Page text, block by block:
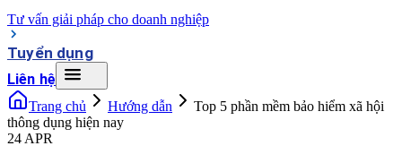
Tư vấn giải pháp cho doanh nghiệp
Tuyển dụng
Liên hệ
Trang chủ Hướng dẫn
Top 5 phần mềm bảo hiểm xã hội
thông dụng hiện nay
24 APR